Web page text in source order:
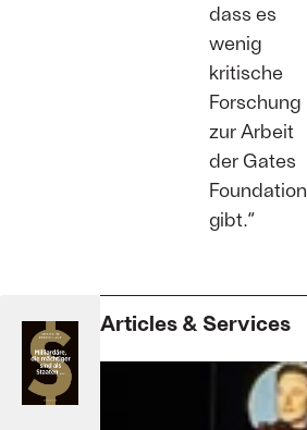
dass es
wenig
kritische
Forschung
zur Arbeit
der Gates
Foundation
gibt.“
Articles & Services